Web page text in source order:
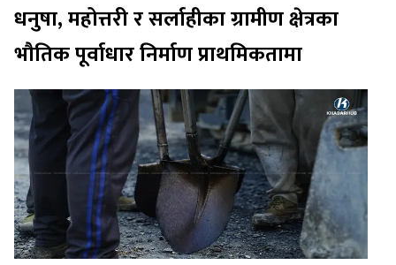
धनुषा, महोत्तरी र सर्लाहीका ग्रामीण क्षेत्रका
भौतिक पूर्वाधार निर्माण प्राथमिकतामा